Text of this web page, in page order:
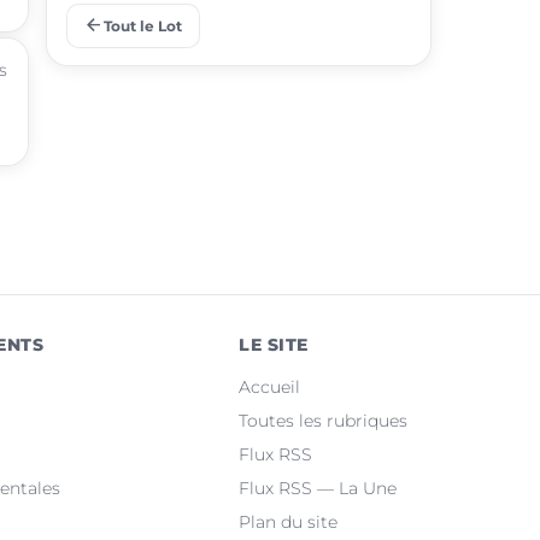
Le Vigan-en-Quercy
arrow_back Tout le Lot
LE SITE
Accueil
Toutes les rubriques
Flux RSS
Flux RSS — La Une
Plan du site